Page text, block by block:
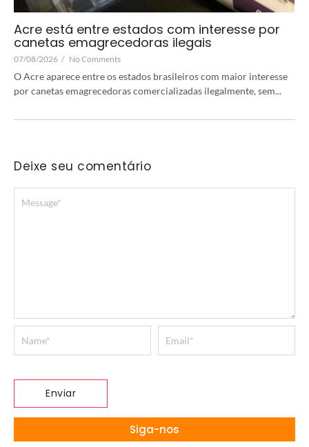
Acre está entre estados com interesse por
canetas emagrecedoras ilegais
07/08/2026 / No Comments
O Acre aparece entre os estados brasileiros com maior interesse
por canetas emagrecedoras comercializadas ilegalmente, sem...
Deixe seu comentário
Siga-nos